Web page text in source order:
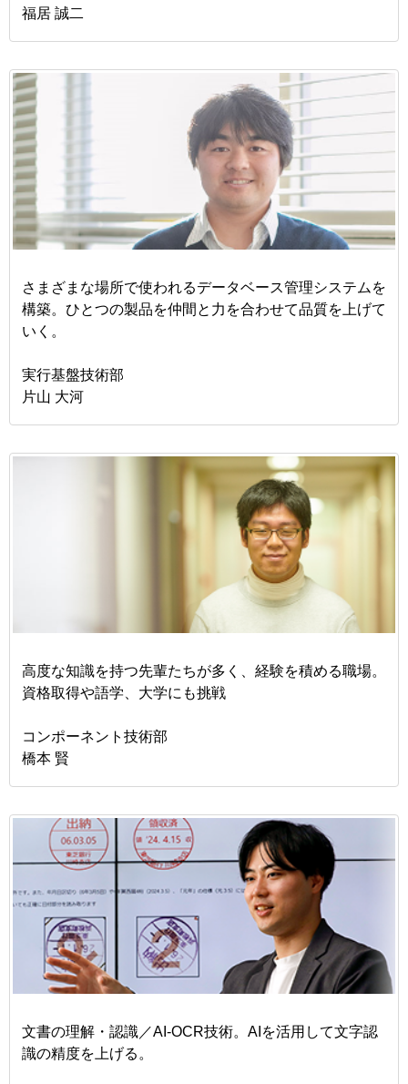
福居 誠二
さまざまな場所で使われるデータベース管理システムを
構築。ひとつの製品を仲間と力を合わせて品質を上げて
いく。
実行基盤技術部
片山 大河
高度な知識を持つ先輩たちが多く、経験を積める職場。
資格取得や語学、大学にも挑戦
コンポーネント技術部
橋本 賢
文書の理解・認識／AI-OCR技術。AIを活用して文字認
識の精度を上げる。